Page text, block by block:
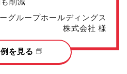
削減
グループホールディングス
株式会社 様
を見る